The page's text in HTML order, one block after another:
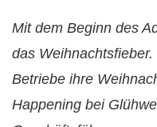
Mit dem Beginn des
das
Betriebe ihre
Happening bei